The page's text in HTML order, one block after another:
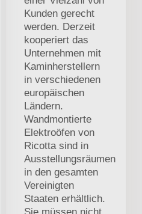
Kunden gerecht
werden. Derzeit
kooperiert das
Unternehmen mit
Kaminherstellern
in verschiedenen
europäischen
Ländern.
Wandmontierte
Elektroöfen von
Ricotta sind in
Ausstellungsräumen
in den gesamten
Vereinigten
Staaten erhältlich.